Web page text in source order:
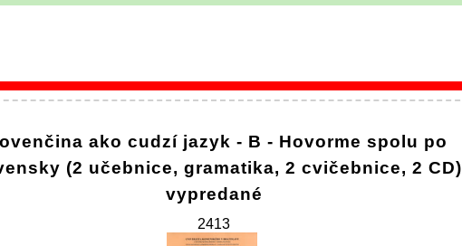
ako cudzí jazyk - B - Hovorme spolu po
(2 učebnice, gramatika, 2 cvičebnice, 2 CD)
vypredané
2413